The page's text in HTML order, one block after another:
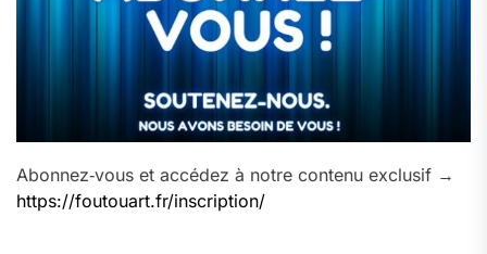
Abonnez‑vous et accédez à notre contenu exclusif →
https://foutouart.fr/inscription/